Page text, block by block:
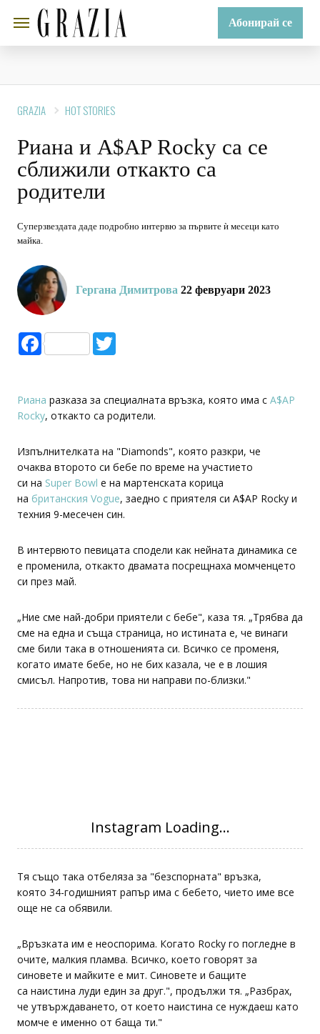
Абонирай се
GRAZIA HOT STORIES
Риана и A$AP Rocky са се
сближили откакто са
родители
Суперзвездата даде подробно интервю за първите ѝ месеци като
майка.
Гергана Димитрова 22 февруари 2023
Facebook
Риана разказа за специалната връзка, която има с A$AP
Rocky, откакто са родители.
Изпълнителката на "Diamonds", която разкри, че
очаква второто си бебе по време на участието
си на Super Bowl e на мартенската корица
на британския Vogue, заедно с приятеля си A$AP Rocky и
техния 9-месечен син.
В интервюто певицата сподели как нейната динамика се
е променила, откакто двамата посрещнаха момченцето
си през май.
„Ние сме най-добри приятели с бебе", каза тя. „Трябва да
сме на една и съща страница, но истината е, че винаги
сме били така в отношенията си. Всичко се променя,
когато имате бебе, но не бих казала, че е в лошия
смисъл. Напротив, това ни направи по-близки."
Тя също така отбеляза за "безспорната" връзка,
която 34-годишният рапър има с бебето, чието име все
още не са обявили.
„Връзката им е неоспорима. Когато Rocky го погледне в
очите, малкия пламва. Всичко, което говорят за
синовете и майките е мит. Синовете и бащите
са наистина луди един за друг.", продължи тя. „Разбрах,
че утвърждаването, от което наистина се нуждаеш като
момче е именно от баща ти."